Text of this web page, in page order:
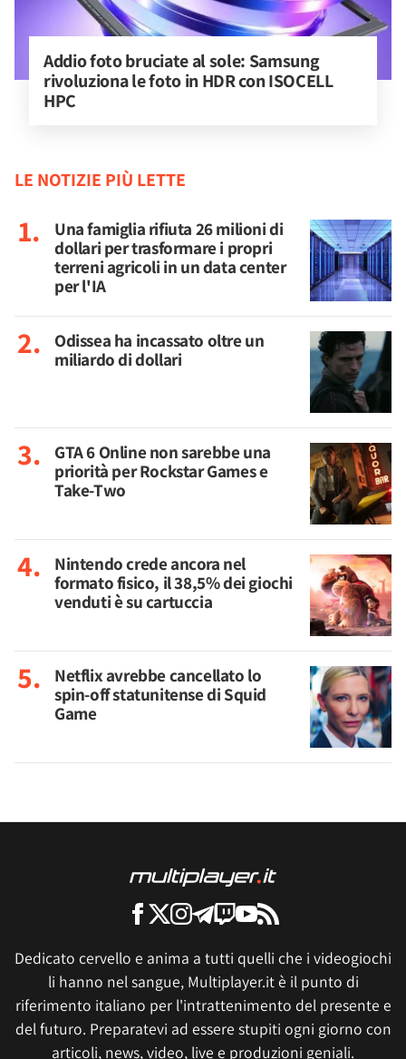
Addio foto bruciate al sole: Samsung
rivoluziona le foto in HDR con ISOCELL
HPC
LE NOTIZIE PIÙ LETTE
Una famiglia rifiuta 26 milioni di
dollari per trasformare i propri
terreni agricoli in un data center
per l'IA
Odissea ha incassato oltre un
miliardo di dollari
GTA 6 Online non sarebbe una
priorità per Rockstar Games e
Take-Two
Nintendo crede ancora nel
formato fisico, il 38,5% dei giochi
venduti è su cartuccia
Netflix avrebbe cancellato lo
spin-off statunitense di Squid
Game
Dedicato cervello e anima a tutti quelli che i videogiochi
li hanno nel sangue, Multiplayer.it è il punto di
riferimento italiano per l'intrattenimento del presente e
del futuro. Preparatevi ad essere stupiti ogni giorno con
articoli, news, video, live e produzioni geniali.